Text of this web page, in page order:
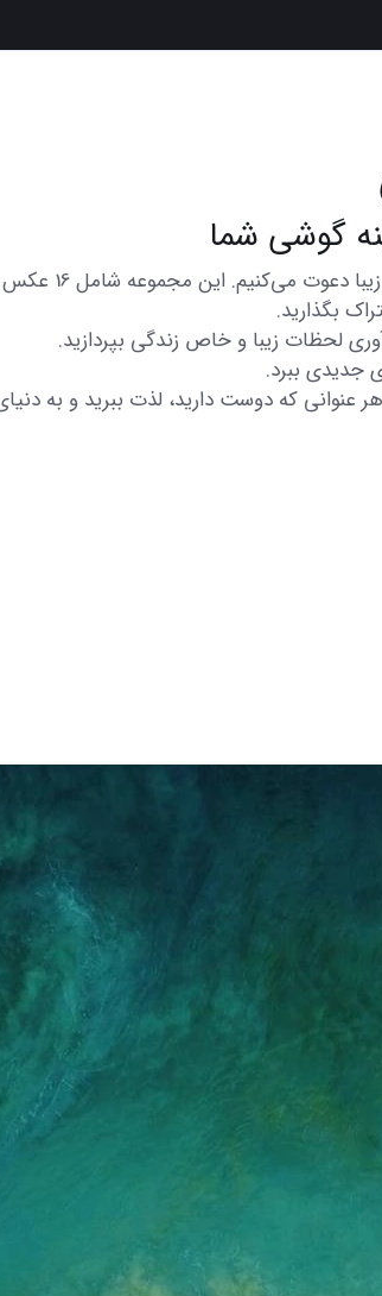
در اینجا
بگذارید.
لحظات زیبا و خاص زندگی بپردازید.
جدیدی ببرد.
که دوست دارید، لذت ببرید و به